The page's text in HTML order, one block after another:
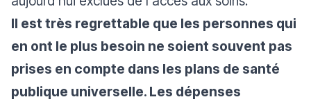
Il est très regrettable que les personnes qui
en ont le plus besoin ne soient souvent pas
prises en compte dans les plans de santé
publique universelle. Les dépenses